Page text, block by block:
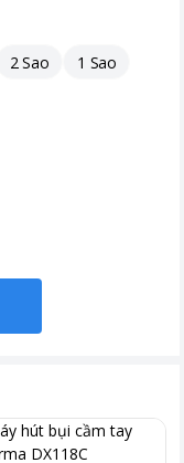
2 Sao 1 Sao